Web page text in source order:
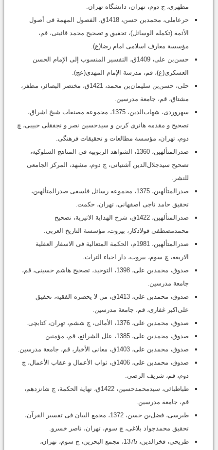
مطهرى‏‏، چ دوم‏، تهران‏، دانشگاه تهران.
حرعاملى، محمد‌بن حسن، 1418ق، الفصول المهمة فی أصول
الأئمة (تکمله الوسائل)، تحقیق و تصحیح محمد قائینى‏، قم،
مؤسسة معارف اسلامى امام رضا(ع)‏.
حسن‌بن على، 1409ق، التفسیر المنسوب إلى الإمام الحسن
العسکری(ع)، قم، مدرسة الإمام المهدی(عج).
حلى، حسن‌بن سلیمان‌بن محمد، 1421ق، مختصر البصائر، مظفر،
مشتاق‏، قم، جامعة مدرسین.
سهروردی، شهاب‌الدین، 1375‏، مجموعه مصنفات شیخ اشراق‏،
تصحیح و مقدمه هانرى کربن و سیدحسین نصر و نجفقلى حبیبى‏‏‏، چ
دوم، تهران، مؤسسة مطالعات و تحقیقات فرهنگى.
صدرالمتألهین، 1360‏، الشواهد الربوبیه فى المناهج السلوکیه،
تصحیح سیدجلال‌الدین آشتیانى، چ دوم‏، مشهد، المرکز الجامعى
للنشر.
صدرالمتألهین، 1375، مجموعه رسائل فلسفى صدرالمتألهین،
تحقیق حامد ناجى اصفهانى، تهران، حکمت.
صدرالمتألهین، 1422ق‏، شرح الهدایة الاثیریة‏، تصحیح
محمدمصطفى فولادکار، بیروت‏، مؤسسة التاریخ العربى.
صدرالمتألهین، 1981م، الحکمة المتعالیة فى الاسفار العقلیة
الاربعة‏، چ سوم، بیروت، دار احیاء التراث.
صدوق، محمد‌بن على، 1398‏، التوحید، تصحیح هاشم حسینى‏، قم،
جامعة مدرسین.
صدوق، محمد‌بن على، ‏1413ق، من لا یحضره الفقیه‏، تحقیق
على‌اکبر غفارى، قم، جامعة مدرسین.
صدوق، محمد‌بن على، 1376، الأمالی، چ ششم‏، تهران، کتابچى.
صدوق، محمد‌بن على، 1385، علل الشرائع، قم، مؤمنین.
صدوق، محمد‌بن على، 1403ق، معانی الأخبار، قم، جامعة مدرسین.
صدوق، محمد‌بن على، 1406ق، ثواب الأعمال و عقاب الأعمال‏، چ
دوم، قم، شریف الرضی.
طباطبائی، سیدمحمدحسین، 1422ق، نهایة الحکمة، چ شانزدهم،
قم، جامعة مدرسین.
طبرسی، فضل‌بن حسن، ‏1372، مجمع البیان فى تفسیر القرآن‏،
تحقیق‏ محمدجواد بلاغى‏، چ سوم،‏ تهران، ناصر خسرو.
طریحی، فخرالدین، 1375، مجمع البحرین، چ سوم، تهران،